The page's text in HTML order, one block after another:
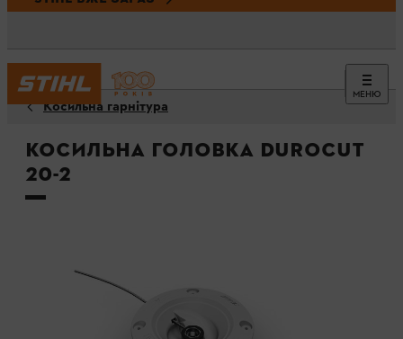
МЕНЮ
Косильна гарнітура
Косильна головка DuroCut
20-2